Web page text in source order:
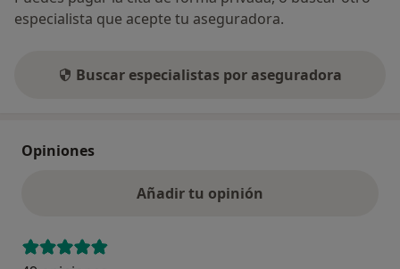
especialista que acepte tu aseguradora.
Buscar especialistas por aseguradora
Opiniones
Añadir tu opinión